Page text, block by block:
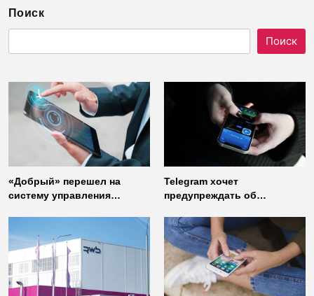
Поиск
Поиск
«Добрый» перешел на
систему управления
Telegram хочет
предупреждать об
неофициальных клиентов
мессенджера